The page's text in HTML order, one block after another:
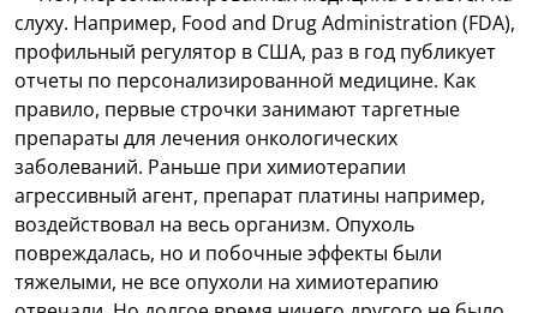
слуху. Например, Food and Drug Administration (FDA),
профильный регулятор в США, раз в год публикует
отчеты по персонализированной медицине. Как
правило, первые строчки занимают таргетные
препараты для лечения онкологических
заболеваний. Раньше при химиотерапии
агрессивный агент, препарат платины например,
воздействовал на весь организм. Опухоль
повреждалась, но и побочные эффекты были
тяжелыми, не все опухоли на химиотерапию